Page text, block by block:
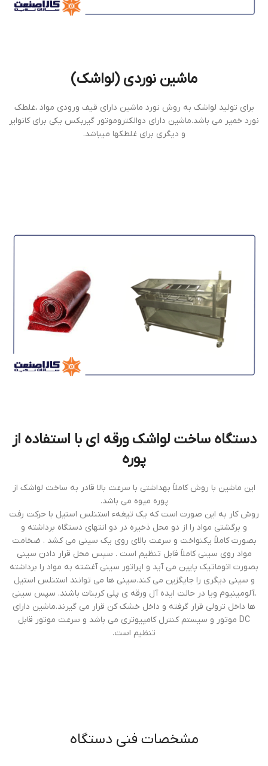
ماشین نوردی (لواشک)
برای تولید لواشک به روش نورد ماشین دارای قیف ورودی مواد ،غلطک
نورد خمیر می باشد.ماشین دارای دوالکتروموتور گیربکس یکی برای کانوایر
و دیگری برای غلطکها میباشد.
دستگاه ساخت لواشک ورقه ای با استفاده از
پوره
این ماشین با روش کاملاً بهداشتی با سرعت بالا قادر به ساخت لواشک از
پوره میوه می باشد.
روش کار به این صورت است که یک تیغهء استنلس استیل با حرکت رفت
و برگشتی مواد را از دو محل ذخیره در دو انتهای دستگاه برداشته و
بصورت کاملاً یکنواخت و سرعت بالای روی یک سینی می کشد . ضخامت
مواد روی سینی کاملاً قابل تنظیم است . سپس محل قرار دادن سینی
بصورت اتوماتیک پایین می آید و اپراتور سینی آغشته به مواد را برداشته
و سینی دیگری را جایگزین می کند.سینی ها می توانند استنلس استیل
،آلومینیوم ویا در حالت ایده آل ورقه ی پلی کربنات باشند. سپس سینی
ها داخل ترولی قرار گرفته و داخل خشک کن قرار می گیرند.ماشین دارای
DC موتور و سیستم کنترل کامپیوتری می باشد و سرعت موتور قابل
تنظیم است.
مشخصات فنی دستگاه